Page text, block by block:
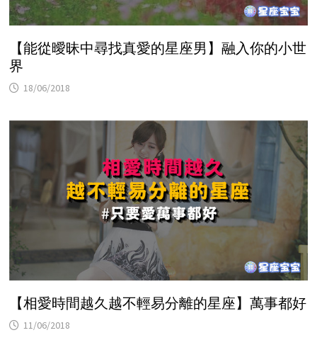
【能從曖昧中尋找真愛的星座男】融入你的小世
界
18/06/2018
【相愛時間越久越不輕易分離的星座】萬事都好
11/06/2018